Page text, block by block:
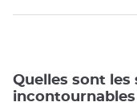
Quelles sont les
incontournables